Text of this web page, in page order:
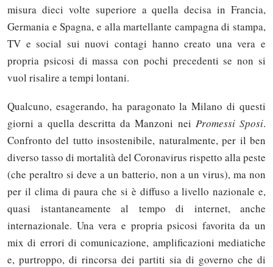
misura dieci volte superiore a quella decisa in Francia,
Germania e Spagna, e alla martellante campagna di stampa,
TV e social sui nuovi contagi hanno creato una vera e
propria psicosi di massa con pochi precedenti se non si
vuol risalire a tempi lontani.
Qualcuno, esagerando, ha paragonato la Milano di questi
giorni a quella descritta da Manzoni nei Promessi Sposi.
Confronto del tutto insostenibile, naturalmente, per il ben
diverso tasso di mortalità del Coronavirus rispetto alla peste
(che peraltro si deve a un batterio, non a un virus), ma non
per il clima di paura che si è diffuso a livello nazionale e,
quasi istantaneamente al tempo di internet, anche
internazionale. Una vera e propria psicosi favorita da un
mix di errori di comunicazione, amplificazioni mediatiche
e, purtroppo, di rincorsa dei partiti sia di governo che di